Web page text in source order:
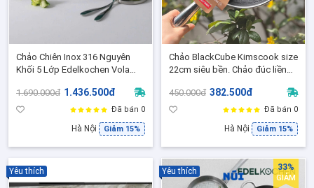
Chảo Chiên Inox 316 Nguyên
Khối 5 Lớp Edelkochen Vola
Không bong tróc, Dùng mọi loại
bếp
1.690.000đ 1.436.500đ
Đã bán 0
Hà Nội Giảm 15%
Chảo BlackCube Kimscook size
22cm siêu bền. Chảo đúc liền
được trên mọi loại bếp đẹp
450.000đ 382.500đ
Đã bán 0
Hà Nội Giảm 15%
Yêu thích Yêu thích 33%
GIẢM